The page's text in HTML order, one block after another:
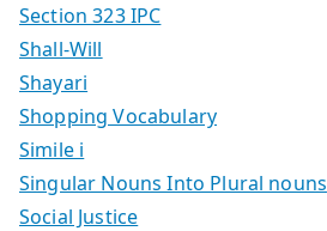
Section 323 IPC
Shall-Will
Shayari
Shopping Vocabulary
Simile i
Singular Nouns Into Plural nouns
Social Justice